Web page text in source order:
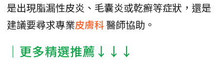
是出現脂漏性皮炎、毛囊炎或乾癬等症狀，還是
建議要尋求專業皮膚科醫師協助。
│更多精選推薦↓↓↓